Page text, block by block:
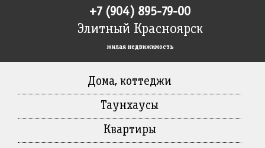
Элитный Красноярск
жилая недвижимость
+7 (904) 895-79-00
Дома, коттеджи
Таунхаусы
Квартиры